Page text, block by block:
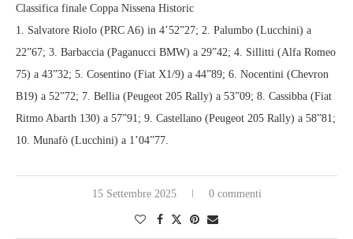
Classifica finale Coppa Nissena Historic
1. Salvatore Riolo (PRC A6) in 4’52”27; 2. Palumbo (Lucchini) a
22”67; 3. Barbaccia (Paganucci BMW) a 29”42; 4. Sillitti (Alfa Romeo
75) a 43”32; 5. Cosentino (Fiat X1/9) a 44”89; 6. Nocentini (Chevron
B19) a 52”72; 7. Bellia (Peugeot 205 Rally) a 53”09; 8. Cassibba (Fiat
Ritmo Abarth 130) a 57”91; 9. Castellano (Peugeot 205 Rally) a 58”81;
10. Munafò (Lucchini) a 1’04”77.
15 Settembre 2025 0 commenti